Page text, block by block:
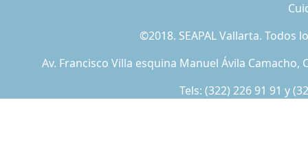
©2018. SEAPAL Vallarta. Todos
Av. Francisco Villa esquina Manuel Ávila Camacho,
Tels: (322) 226 91 91 y